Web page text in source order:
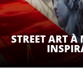
STREET ART À